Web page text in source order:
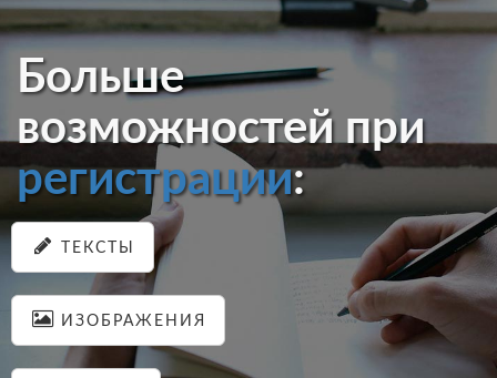
Больше
возможностей при
регистрации:
ТЕКСТЫ
ИЗОБРАЖЕНИЯ